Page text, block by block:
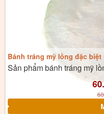
Bánh tráng mỹ lồng đặc biệt
Sản phẩm bánh tráng mỹ